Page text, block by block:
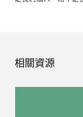
相關資源